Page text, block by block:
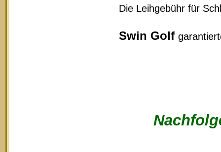
Die Leihgebühr für
Swin Golf